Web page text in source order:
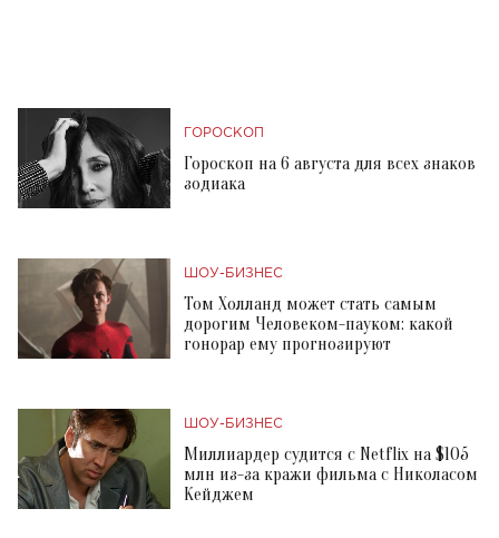
ГОРОСКОП
Гороскоп на 6 августа для всех знаков
зодиака
ШОУ-БИЗНЕС
Том Холланд может стать самым
дорогим Человеком-пауком: какой
гонорар ему прогнозируют
ШОУ-БИЗНЕС
Миллиардер судится с Netflix на $105
млн из-за кражи фильма с Николасом
Кейджем